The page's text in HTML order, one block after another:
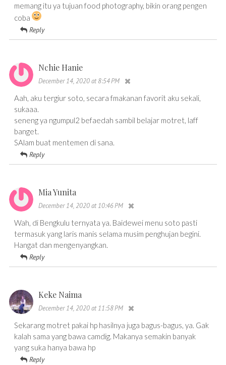
memang itu ya tujuan food photography, bikin orang pengen
coba
Reply
Nchie Hanie
December 14, 2020 at 8:54 PM
Aah, aku tergiur soto, secara fmakanan favorit aku sekali,
sukaaa.
seneng ya ngumpul2 befaedah sambil belajar motret, laff
banget.
SAlam buat mentemen di sana.
Reply
Mia Yunita
December 14, 2020 at 10:46 PM
Wah, di Bengkulu ternyata ya. Baidewei menu soto pasti
termasuk yang laris manis selama musim penghujan begini.
Hangat dan mengenyangkan.
Reply
Keke Naima
December 14, 2020 at 11:58 PM
Sekarang motret pakai hp hasilnya juga bagus-bagus, ya. Gak
kalah sama yang bawa camdig. Makanya semakin banyak
yang suka hanya bawa hp
Reply